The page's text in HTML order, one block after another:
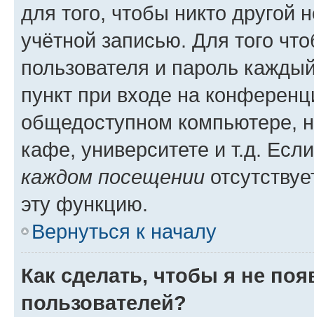
для того, чтобы никто другой
учётной записью. Для того
пользователя и пароль
пункт при входе на
общедоступном компьютере,
кафе, университете и т.д.
каждом посещении
эту функцию.
Вернуться к началу
Как сделать, чтобы я не
пользователей?